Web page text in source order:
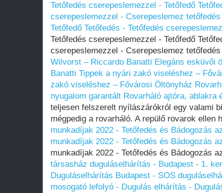
Tetőfedés cserepeslemezzel - Tetőfedő
cserepeslemezzel - Cserepeslemez tetőfedés
Tetőfedő Tetőfedés - Tetőfedés
Tetőfedés cserepeslemezzel - Tetőfedő
cserepeslemezzel - Cserepeslemez
Wilvorst – Riccardo Banatti Elegáns esküvői
Banatti Tippek a nyári zakó viseléshez –
zakó viseléshez – Fővárosi Öltönyház
nyugalom garantált Rovarháló ajtóra, ablakra
teljesen felszerelt nyílászárókról egy valami
mégpedig a rovarháló. A repülő rovarok
munkadíjak 2022 - Tetőfedés és Bádogozás
munkadíjak 2022 - Tetőfedés és Bádogozás
munkadíjak 2022 - Tetőfedés és Bádogozás
társasház duguláselhárítás - Budapest - 1.
Duguláselhárítás Budapest - SOS
mosogató lefolyó - Dugulás elhárítás -